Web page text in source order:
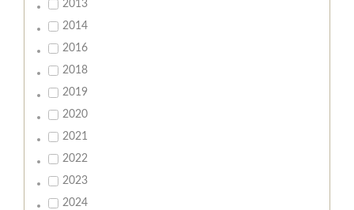
2013
2014
2016
2018
2019
2020
2021
2022
2023
2024